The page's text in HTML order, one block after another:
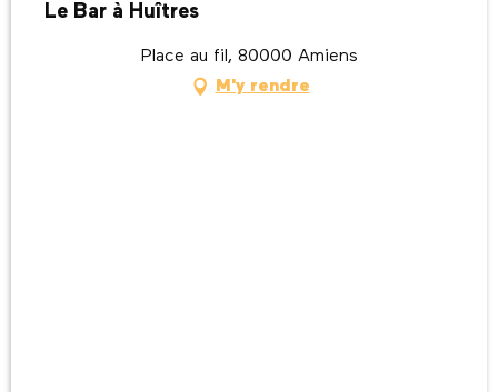
Le Bar à Huîtres
Place au fil, 80000 Amiens
M'y rendre